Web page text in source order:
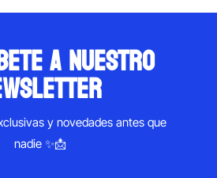
a nuestro
y novedades antes que
nadie ✨📩